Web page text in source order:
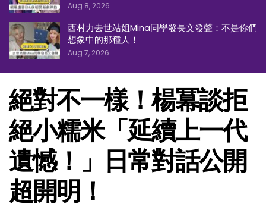
Aug 8, 2026
西村力去世站姐Mina同學發長文發聲：不是你們
想象中的那種人！
Aug 7, 2026
絕對不一樣！楊冪談拒
絕小糯米「延續上一代
遺憾！」日常對話公開
超開明！